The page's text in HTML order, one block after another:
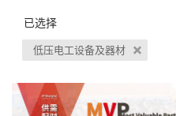
已选择
低压电工设备及器材